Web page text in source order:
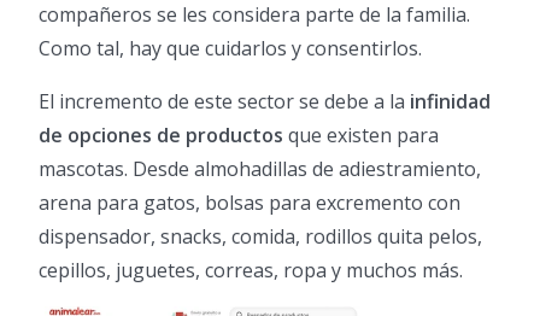
compañeros se les considera parte de la familia.
Como tal, hay que cuidarlos y consentirlos.
El incremento de este sector se debe a la infinidad
de opciones de productos que existen para
mascotas. Desde almohadillas de adiestramiento,
arena para gatos, bolsas para excremento con
dispensador, snacks, comida, rodillos quita pelos,
cepillos, juguetes, correas, ropa y muchos más.